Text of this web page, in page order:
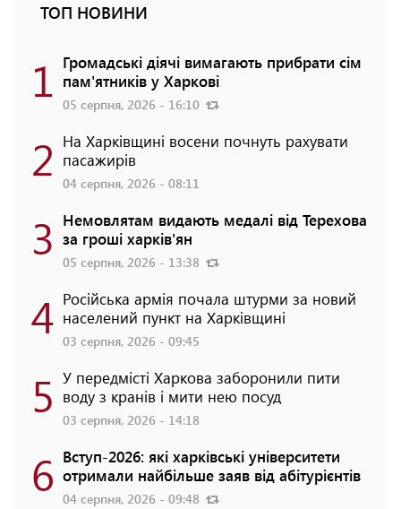
ТОП НОВИНИ
1 Громадські діячі вимагають прибрати сім
пам'ятників у Харкові
05 серпня, 2026 - 16:10
2 На Харківщині восени почнуть рахувати
пасажирів
04 серпня, 2026 - 08:11
3 Немовлятам видають медалі від Терехова
за гроші харків'ян
05 серпня, 2026 - 13:38
4 Російська армія почала штурми за новий
населений пункт на Харківщині
03 серпня, 2026 - 09:45
5 У передмісті Харкова заборонили пити
воду з кранів і мити нею посуд
03 серпня, 2026 - 14:18
6 Вступ-2026: які харківські університети
отримали найбільше заяв від абітурієнтів
04 серпня, 2026 - 09:48